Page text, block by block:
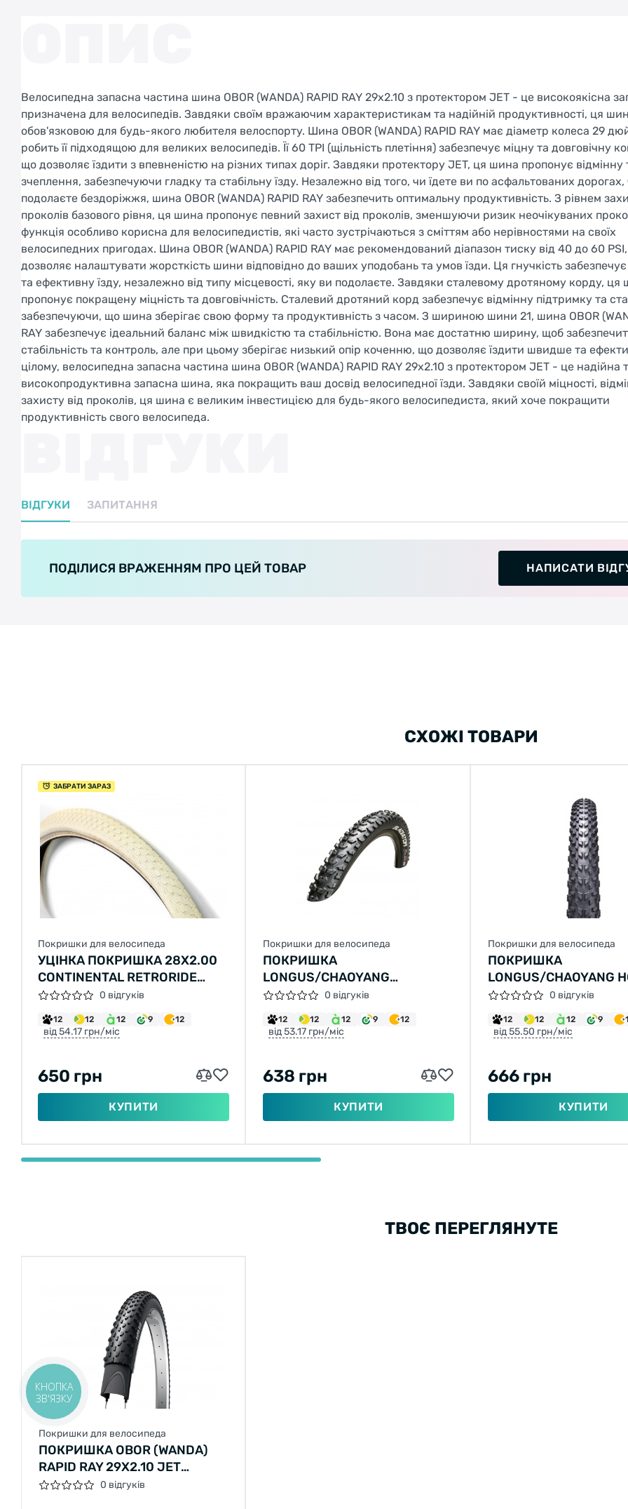
Велосипедна запасна частина шина OBOR (WANDA) RAPID RAY 29x2.10 з протектором JET - це високоякісна
призначена для велосипедів. Завдяки своїм вражаючим характеристикам та надійній продуктивності, ця
обов'язковою для будь-якого любителя велоспорту. Шина OBOR (WANDA) RAPID RAY має діаметр колеса 29
робить її підходящою для великих велосипедів. Її 60 TPI (щільність плетіння) забезпечує міцну та довговічну
що дозволяє їздити з впевненістю на різних типах доріг. Завдяки протектору JET, ця шина пропонує відмінну
зчеплення, забезпечуючи гладку та стабільну їзду. Незалежно від того, чи їдете ви по асфальтованих дорогах,
подолаєте бездоріжжя, шина OBOR (WANDA) RAPID RAY забезпечить оптимальну продуктивність. З рівнем
проколів базового рівня, ця шина пропонує певний захист від проколів, зменшуючи ризик неочікуваних
функція особливо корисна для велосипедистів, які часто зустрічаються з сміттям або нерівностями на своїх
велосипедних пригодах. Шина OBOR (WANDA) RAPID RAY має рекомендований діапазон тиску від 40 до 60
дозволяє налаштувати жорсткість шини відповідно до ваших уподобань та умов їзди. Ця гнучкість
та ефективну їзду, незалежно від типу місцевості, яку ви подолаєте. Завдяки сталевому дротяному корду, ця
пропонує покращену міцність та довговічність. Сталевий дротяний корд забезпечує відмінну підтримку та
забезпечуючи, що шина зберігає свою форму та продуктивність з часом. З шириною шини 21, шина OBOR
RAY забезпечує ідеальний баланс між швидкістю та стабільністю. Вона має достатню ширину, щоб
стабільність та контроль, але при цьому зберігає низький опір коченню, що дозволяє їздити швидше та
цілому, велосипедна запасна частина шина OBOR (WANDA) RAPID RAY 29x2.10 з протектором JET - це надійна
високопродуктивна запасна шина, яка покращить ваш досвід велосипедної їзди. Завдяки своїй міцності,
захисту від проколів, ця шина є великим інвестицією для будь-якого велосипедиста, який хоче покращити
продуктивність свого велосипеда.
ВІДГУКИ ЗАПИТАННЯ
ПОДІЛИСЯ ВРАЖЕННЯМ ПРО ЦЕЙ ТОВАР НАПИСАТИ
СХОЖІ ТОВАРИ
ЗАБРАТИ ЗАРАЗ
Покришки для велосипеда
УЦІНКА ПОКРИШКА 28Х2.00
CONTINENTAL RETRORIDE
КРЕМОВА ЗІ ВІДБИВАЮЧОЮ
СТРІЧКОЮ
0 відгуків
12 12 12 9 12
від 54.17 грн/міс
650 грн
КУПИТИ
Покришки для велосипеда
ПОКРИШКА
LONGUS/CHAOYANG
GLADIATOR 26X2,40 H-5136
30TPI (60-559), 945Г
0 відгуків
12 12 12 9 12
від 53.17 грн/міс
638 грн
КУПИТИ
Покришки для велосипеда
ПОКРИШКА
LONGUS/CHAOYANG
29X2,10 H-5161 30TPI
0 відгуків
12 12 12 9
від 55.50 грн/міс
666 грн
КУПИТИ
ТВОЄ ПЕРЕГЛЯНУТЕ
Покришки для велосипеда
ПОКРИШКА OBOR (WANDA)
RAPID RAY 29X2.10 JET
TREAD. 60TPI0 відгуків
КНОПКА
ЗВ'ЯЗКУ